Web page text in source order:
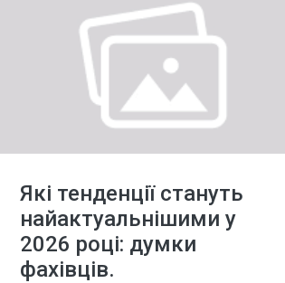
Які тенденції стануть
найактуальнішими у
2026 році: думки
фахівців.